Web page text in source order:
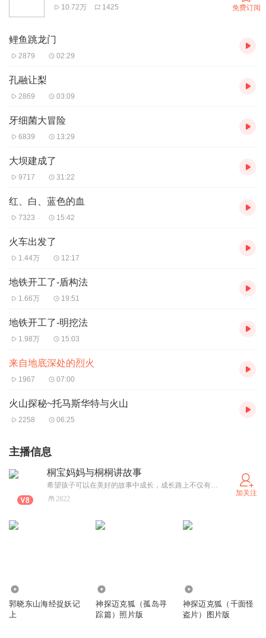
10.72万 1425 免费订阅
鲤鱼跳龙门
2879 02:29
孔融让梨
2869 03:09
牙细菌大冒险
6839 13:29
大坝建成了
9717 31:22
红、白、蓝色的血
7323 15:42
火车出发了
1.44万 12:17
地铁开工了-盾构法
1.66万 19:51
地铁开工了-明挖法
1.98万 15:03
来自地底深处的烈火
1967 07:00
火山探秘~托马斯华特与火山
2258 06:25
主播信息
桐宝妈妈与桐桐讲故事
希望孩子可以在美好的故事中成长，成长路上不仅有花香更有书香为伴，爱上听故事，爱上阅读，爱上独立思考。 我现在听自己的故事，觉得小时候录的很搞笑希望大家少听一些小时候的幼稚的故事，多听一些现在的古诗故事已经有一百多集了，等你去听
2822
加关注
郭晓东山海经捉妖记
上
神探迈克狐（孤岛寻
踪篇）照片版
神探迈克狐（千面怪
盗片）图片版